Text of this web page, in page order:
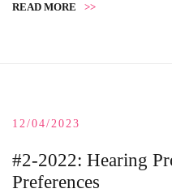
READ MORE >>
12/04/2023
#2-2022: Hearing
Preferences